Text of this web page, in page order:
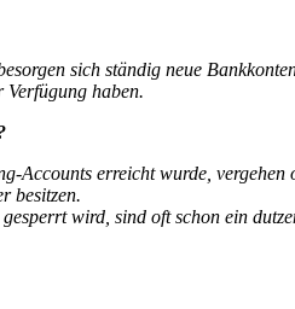
sich ständig neue
Verfügung haben.
Accounts erreicht wurde,
besitzen.
wird, sind oft schon ein